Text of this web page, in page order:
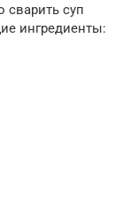
сварить суп
ингредиенты: